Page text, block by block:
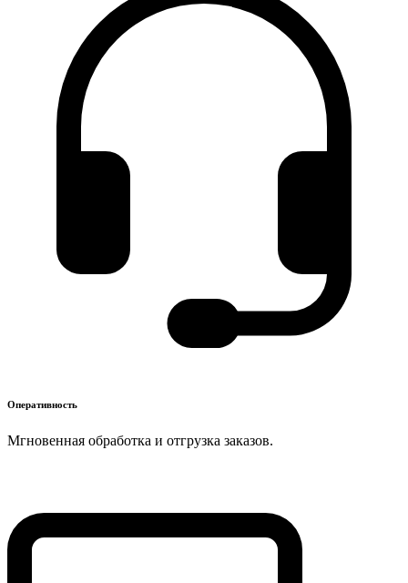
Оперативность
Мгновенная обработка и отгрузка заказов.